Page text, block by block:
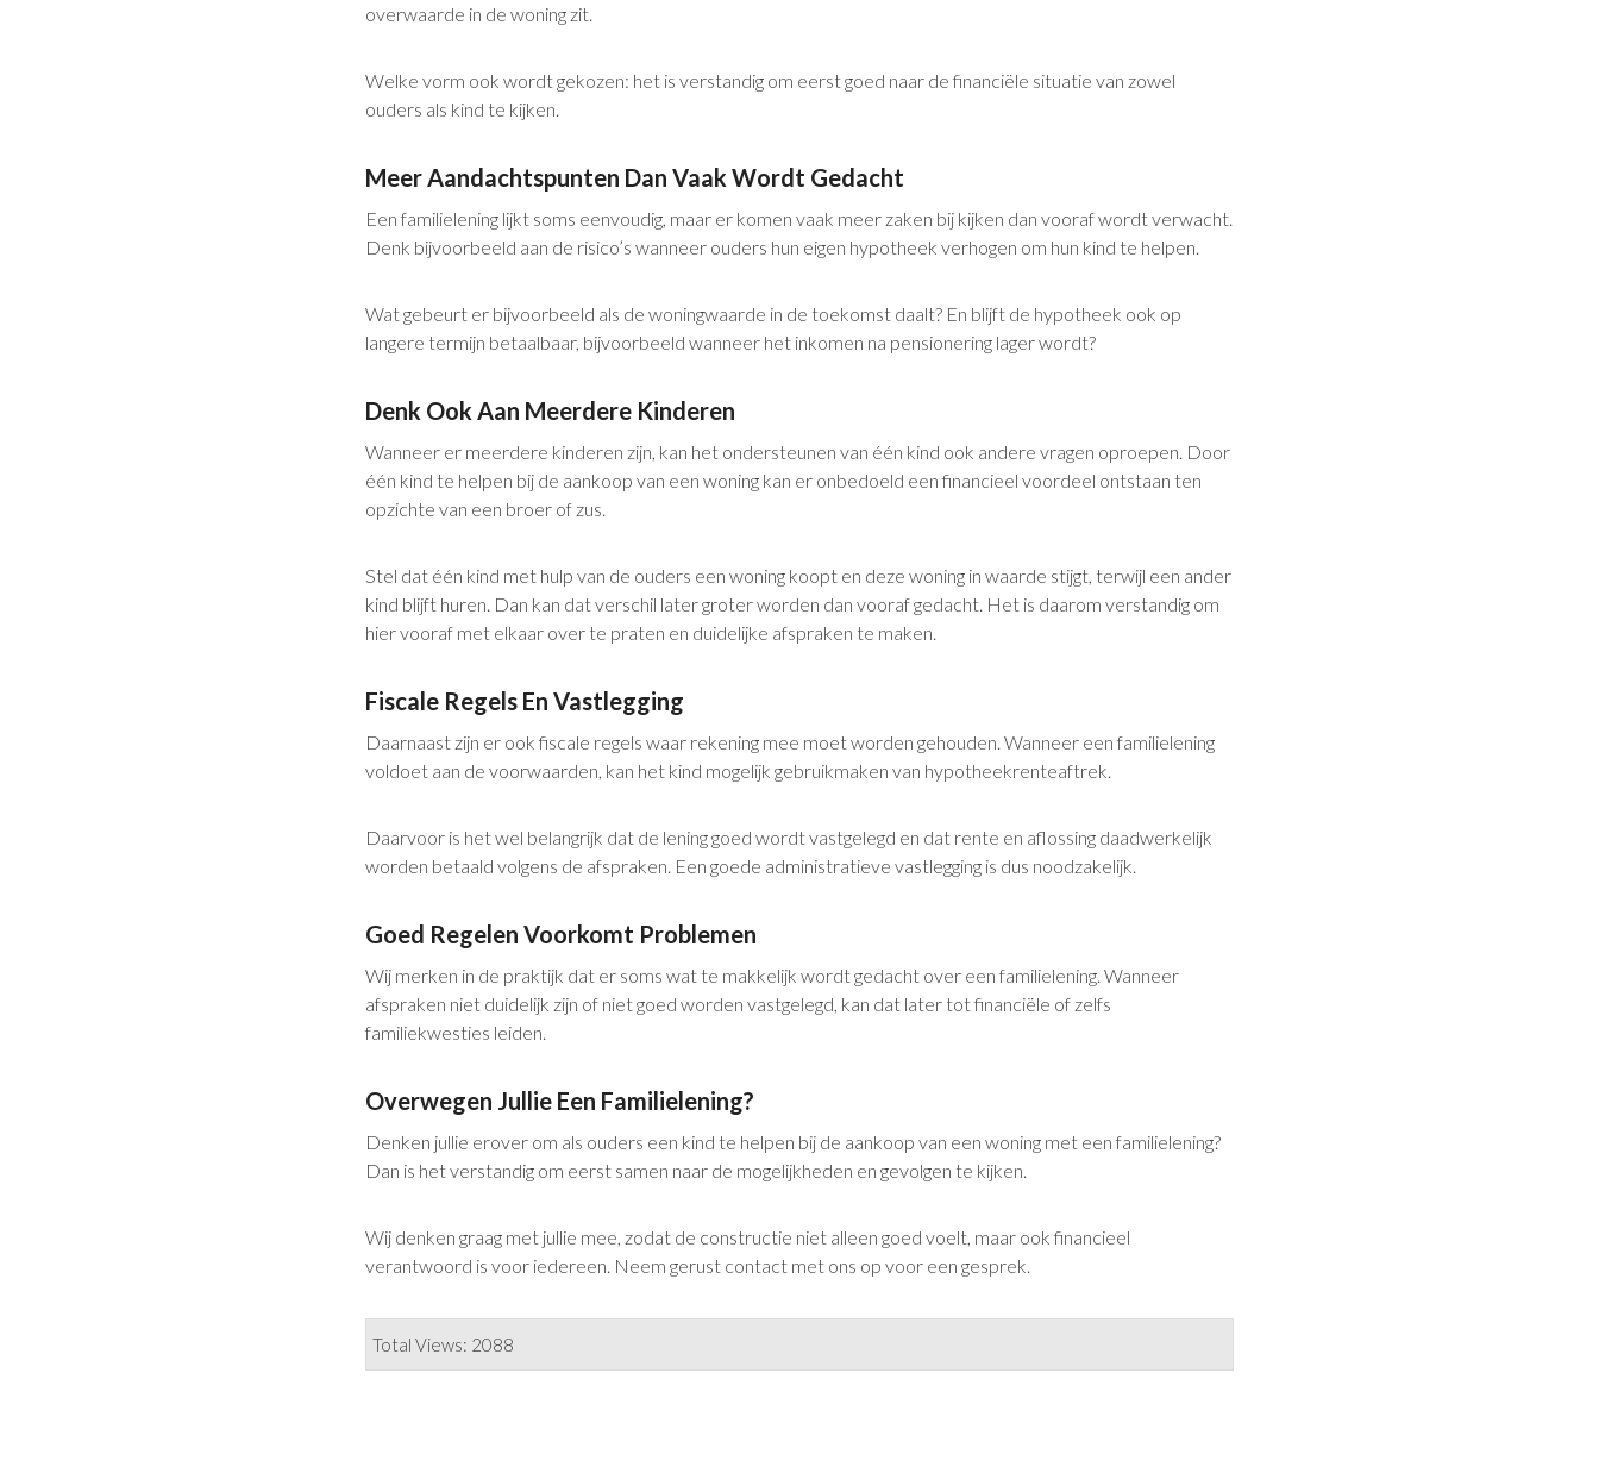
overwaarde in de woning zit.
Welke vorm ook wordt gekozen: het is verstandig om eerst goed naar de financiële situatie van zowel
ouders als kind te kijken.
Meer Aandachtspunten Dan Vaak Wordt Gedacht
Een familielening lijkt soms eenvoudig, maar er komen vaak meer zaken bij kijken dan vooraf wordt verwacht.
Denk bijvoorbeeld aan de risico’s wanneer ouders hun eigen hypotheek verhogen om hun kind te helpen.
Wat gebeurt er bijvoorbeeld als de woningwaarde in de toekomst daalt? En blijft de hypotheek ook op
langere termijn betaalbaar, bijvoorbeeld wanneer het inkomen na pensionering lager wordt?
Denk Ook Aan Meerdere Kinderen
Wanneer er meerdere kinderen zijn, kan het ondersteunen van één kind ook andere vragen oproepen. Door
één kind te helpen bij de aankoop van een woning kan er onbedoeld een financieel voordeel ontstaan ten
opzichte van een broer of zus.
Stel dat één kind met hulp van de ouders een woning koopt en deze woning in waarde stijgt, terwijl een ander
kind blijft huren. Dan kan dat verschil later groter worden dan vooraf gedacht. Het is daarom verstandig om
hier vooraf met elkaar over te praten en duidelijke afspraken te maken.
Fiscale Regels En Vastlegging
Daarnaast zijn er ook fiscale regels waar rekening mee moet worden gehouden. Wanneer een familielening
voldoet aan de voorwaarden, kan het kind mogelijk gebruikmaken van hypotheekrenteaftrek.
Daarvoor is het wel belangrijk dat de lening goed wordt vastgelegd en dat rente en aflossing daadwerkelijk
worden betaald volgens de afspraken. Een goede administratieve vastlegging is dus noodzakelijk.
Goed Regelen Voorkomt Problemen
Wij merken in de praktijk dat er soms wat te makkelijk wordt gedacht over een familielening. Wanneer
afspraken niet duidelijk zijn of niet goed worden vastgelegd, kan dat later tot financiële of zelfs
familiekwesties leiden.
Overwegen Jullie Een Familielening?
Denken jullie erover om als ouders een kind te helpen bij de aankoop van een woning met een familielening?
Dan is het verstandig om eerst samen naar de mogelijkheden en gevolgen te kijken.
Wij denken graag met jullie mee, zodat de constructie niet alleen goed voelt, maar ook financieel
verantwoord is voor iedereen. Neem gerust contact met ons op voor een gesprek.
Total Views: 2088